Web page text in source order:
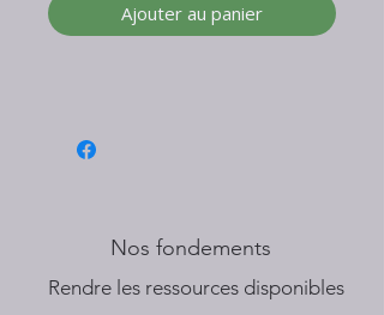
Ajouter au panier
Nos fondements
​Rendre les ressources disponibles